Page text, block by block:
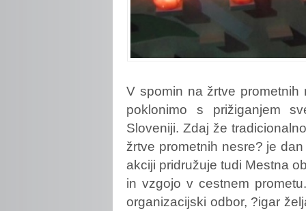
Vspomin na žrtve
poklonimo s prižiganjem
Sloveniji. Zdaj že
žrtve prometnih nesre? je
akciji pridružuje tudi Mestna
in vzgojo v cestnem
organizacijski odbor, ?igar